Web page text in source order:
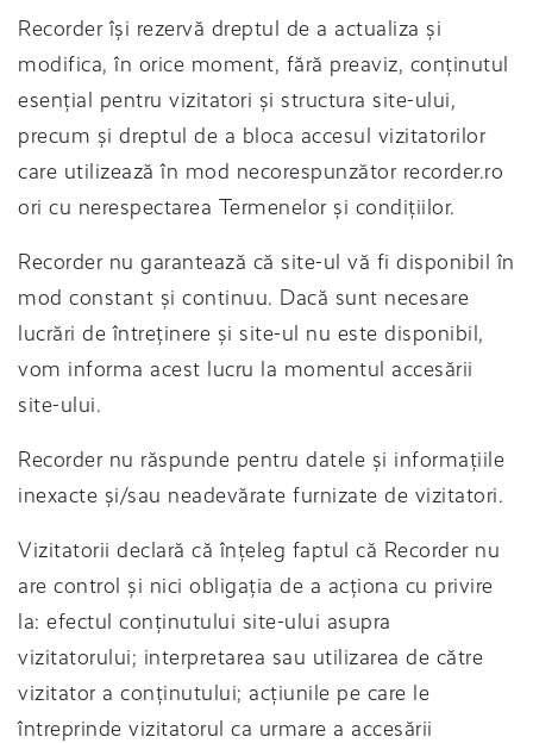
Recorder își rezervă dreptul de a actualiza și
modifica, în orice moment, fără preaviz, conținutul
esențial pentru vizitatori și structura site-ului,
precum și dreptul de a bloca accesul vizitatorilor
care utilizează în mod necorespunzător recorder.ro
ori cu nerespectarea Termenelor și condițiilor.
Recorder nu garantează că site-ul vă fi disponibil în
mod constant și continuu. Dacă sunt necesare
lucrări de întreținere și site-ul nu este disponibil,
vom informa acest lucru la momentul accesării
site-ului.
Recorder nu răspunde pentru datele și informațiile
inexacte și/sau neadevărate furnizate de vizitatori.
Vizitatorii declară că înțeleg faptul că Recorder nu
are control și nici obligația de a acționa cu privire
la: efectul conținutului site-ului asupra
vizitatorului; interpretarea sau utilizarea de către
vizitator a conținutului; acțiunile pe care le
întreprinde vizitatorul ca urmare a accesării